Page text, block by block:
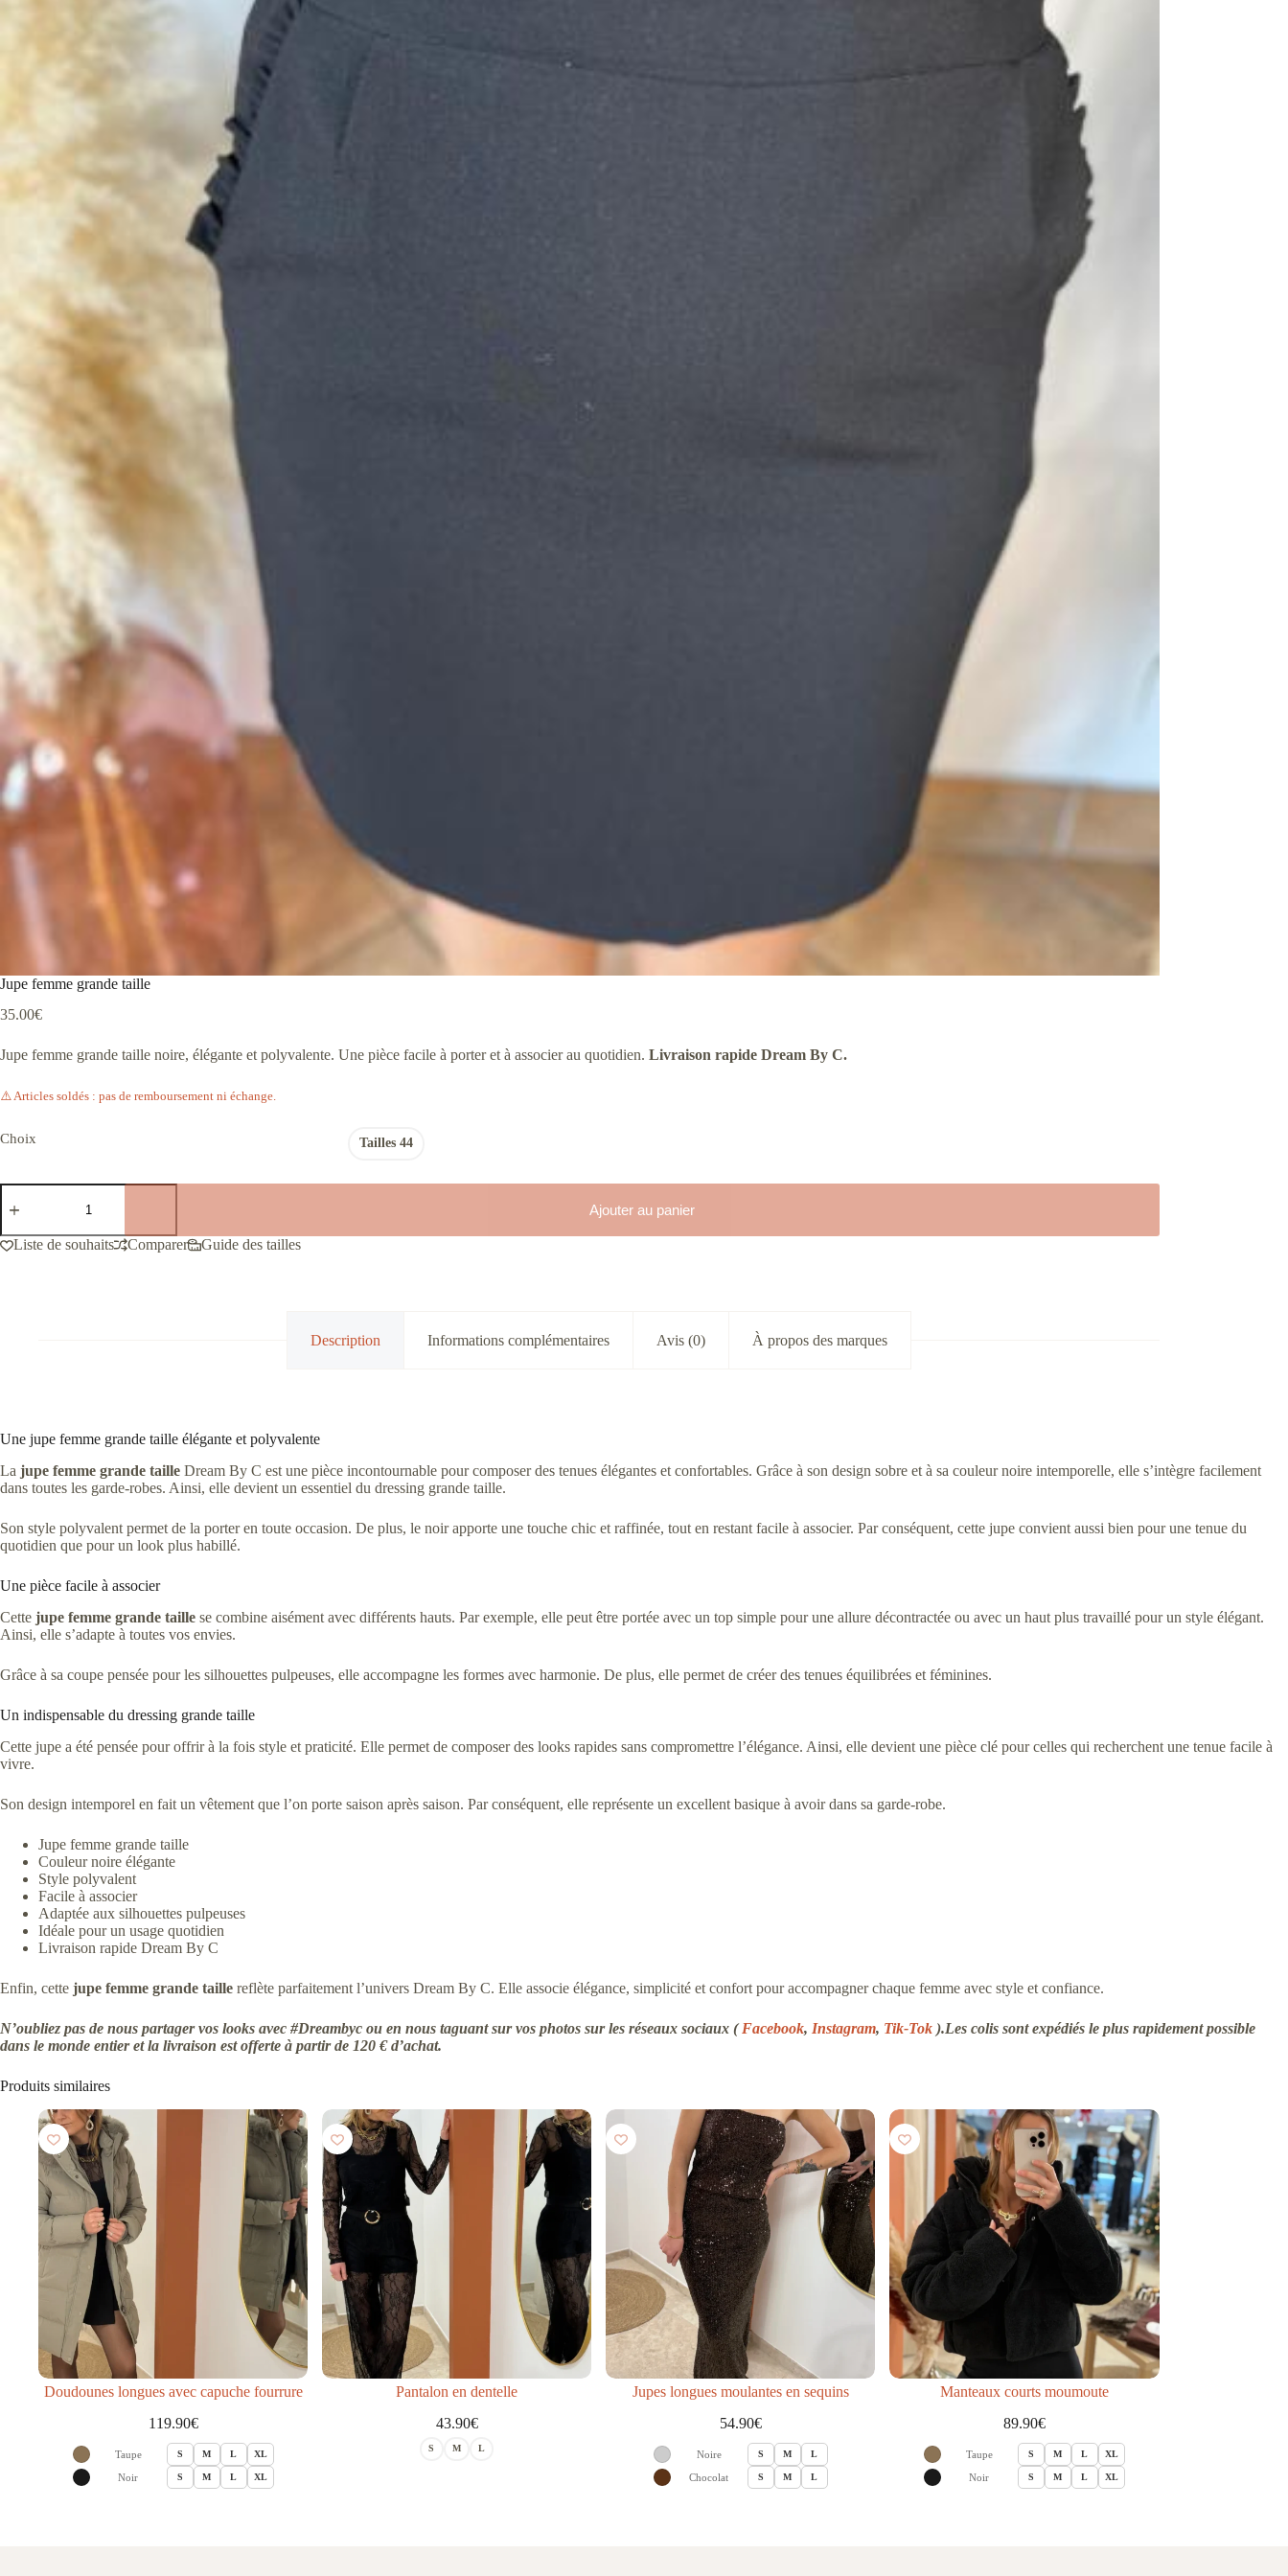
Jupe femme grande taille
35.00€
Jupe femme grande taille noire, élégante et polyvalente. Une pièce facile à porter et à associer au quotidien. Livraison rapide Dream By C.
⚠️ Articles soldés : pas de remboursement ni échange.
Choix Tailles 44
quantité
de
femme
grande
Ajouter au panier
Liste de souhaits Comparer Guide des tailles
Description Informations complémentaires Avis (0) À propos des marques
Une jupe femme grande taille élégante et polyvalente
La jupe femme grande taille Dream By C est une pièce incontournable pour composer des tenues élégantes et confortables. Grâce à son design sobre et à sa couleur noire intemporelle, elle s’intègre facilement
dans toutes les garde-robes. Ainsi, elle devient un essentiel du dressing grande taille.
Son style polyvalent permet de la porter en toute occasion. De plus, le noir apporte une touche chic et raffinée, tout en restant facile à associer. Par conséquent, cette jupe convient aussi bien pour une tenue du
quotidien que pour un look plus habillé.
Une pièce facile à associer
Cette jupe femme grande taille se combine aisément avec différents hauts. Par exemple, elle peut être portée avec un top simple pour une allure décontractée ou avec un haut plus travaillé pour un style élégant.
Ainsi, elle s’adapte à toutes vos envies.
Grâce à sa coupe pensée pour les silhouettes pulpeuses, elle accompagne les formes avec harmonie. De plus, elle permet de créer des tenues équilibrées et féminines.
Un indispensable du dressing grande taille
Cette jupe a été pensée pour offrir à la fois style et praticité. Elle permet de composer des looks rapides sans compromettre l’élégance. Ainsi, elle devient une pièce clé pour celles qui recherchent une tenue facile à
vivre.
Son design intemporel en fait un vêtement que l’on porte saison après saison. Par conséquent, elle représente un excellent basique à avoir dans sa garde-robe.
Jupe femme grande taille
Couleur noire élégante
Style polyvalent
Facile à associer
Adaptée aux silhouettes pulpeuses
Idéale pour un usage quotidien
Livraison rapide Dream By C
Enfin, cette jupe femme grande taille reflète parfaitement l’univers Dream By C. Elle associe élégance, simplicité et confort pour accompagner chaque femme avec style et confiance.
N’oubliez pas de nous partager vos looks avec #Dreambyc ou en nous taguant sur vos photos sur les réseaux sociaux (Facebook, Instagram, Tik-Tok ).Les colis sont expédiés le plus rapidement possible
dans le monde entier et la livraison est offerte à partir de 120 € d’achat.
Produits similaires
Doudounes longues avec capuche fourrure
119.90€
Taupe S M L XL
Noir S M L XL
Pantalon en dentelle
43.90€
S M L
Jupes longues moulantes en sequins
54.90€
Noire S M L
Chocolat S M L
Manteaux courts moumoute
89.90€
Taupe S M L XL
Noir S M L XL